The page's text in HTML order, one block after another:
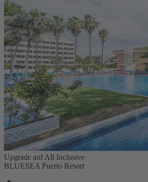
Upgrade auf All Inclusive
BLUESEA Puerto Resort